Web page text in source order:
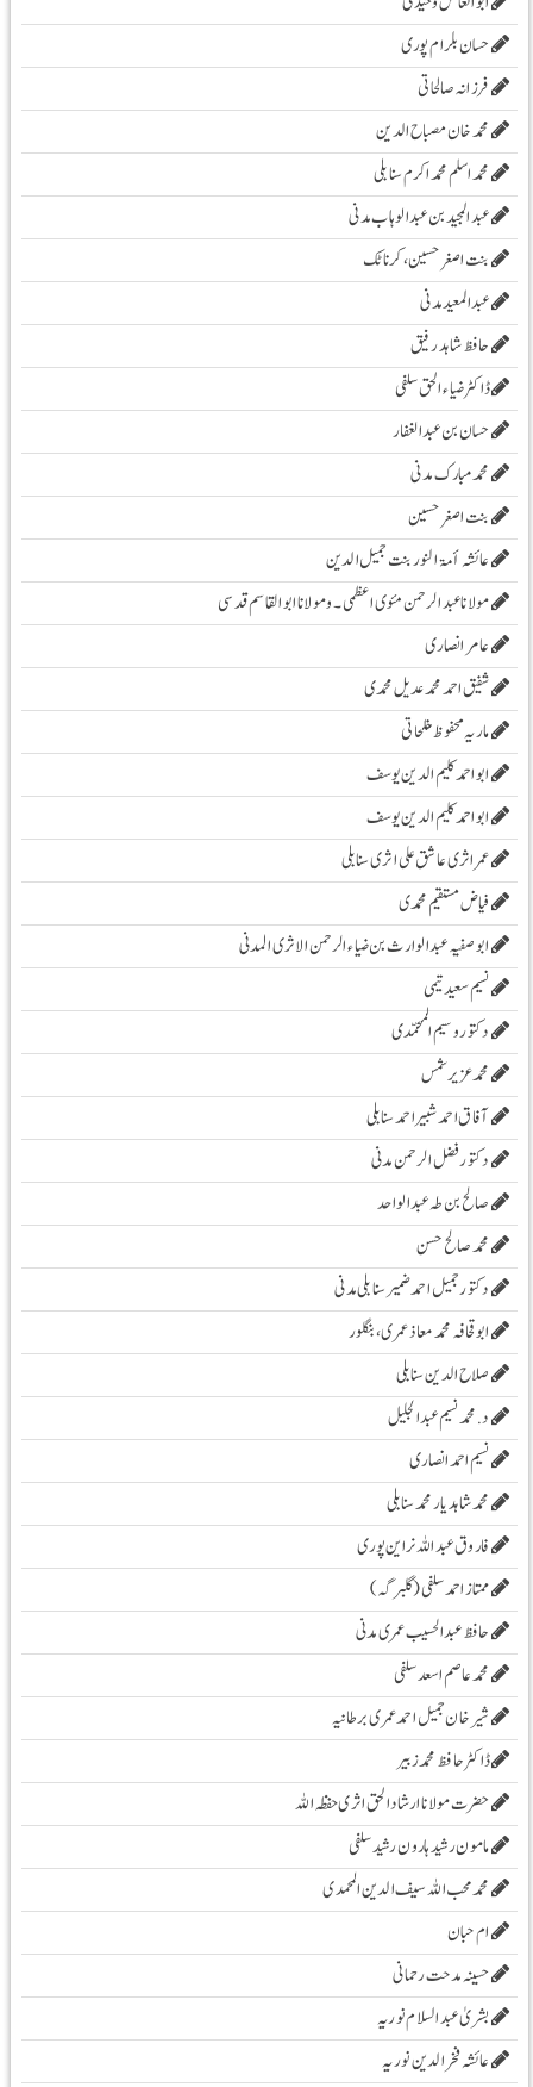
حسان بلرام پوری
فرزانہ صالحاتی
محمد خان مصباح الدین
محمد اسلم محمد اکرم سنابلی
عبد المجید بن عبد الوہاب مدنی
بنت اصغر حسین، کرناٹک
عبدالمعید مدنی
حافظ شاہد رفیق
ڈاکٹر ضیاء الحق سلفی
حسان بن عبدالغفار
محمد مبارک مدنی
بنت اصغر حسین
عائشہ أمۃ النور بنت جمیل الدین
مولانا عبد الرحمن مئوی اعظمی ۔و مولانا ابوالقاسم قدسی
عامر انصاری
شفیق احمد محمد عدیل محمدی
ماریہ محفوظ مفلحاتی
ابو احمد کلیم الدین یوسف
ابو احمد کلیم الدین یوسف
عمر اثری عاشق علی اثری سنابلی
فیاض مستقیم محمدی
ابو صفیہ عبدالوارث بن ضیاء الرحمن الاثری المدنی
نسیم سعید تیمی
دکتور وسیم المحمّدی
محمدعزیرشمس
آفاق احمد شبیر احمد سنابلی
دکتور فضل الرحمن مدنی
صالح بن طہ عبد الواحد
محمد صالح حسن
دکتور جمیل احمد ضمیر سنابلی مدنی
ابو قحافہ محمد معاذ عمری، بنگلور
صلاح الدین سنابلی
د. محمد نسیم عبد الجلیل
نسیم احمد انصاری
محمد شاہد یار محمد سنابلی
فاروق عبد اللہ نراین پوری
ممتاز احمد سلفی (گلبرگہ)
حافظ عبدالحسیب عمری مدنی
محمد عاصم اسعد سلفی
شیرخان جمیل احمد عمری برطانیہ
ڈاکٹر حافظ محمد زبیر
حضرت مولانا ارشادا لحق اثری حفظہ اللہ
مامون رشید ہارون رشید سلفی
محمد محب اللہ سیف الدین المحمدی
ام حبان
حسینہ مدحت رحمانی
بشریٰ عبد السلام نوریہ
عائشہ فخرالدین نوریہ